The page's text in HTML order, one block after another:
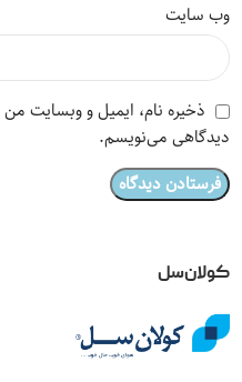
وب‌ سایت
ذخیره نام، ایمیل و وبسایت من
دیدگاهی می‌نویسم.
کولان‌سل